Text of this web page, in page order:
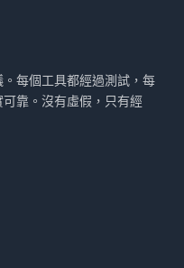
每個工具都經過測試，每
靠。沒有虛假，只有經